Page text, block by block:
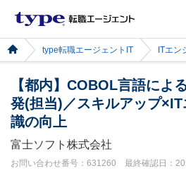
type転職エージェントIT ITエン
【都内】COBOL言語によ
発(担当)／スキルアップ
識の向上
富士ソフト株式会社
お問い合わせ番号：631260 最終確認日：